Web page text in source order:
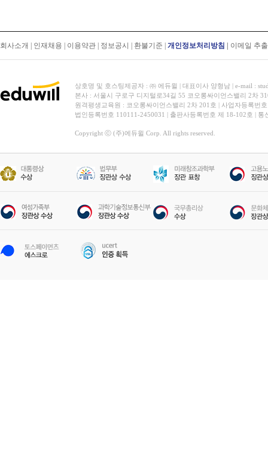
회사소개 인재채용 이용약관 정보공시 환불기준 개인정보처리방침 이메일 추
상호명 및 호스팅제공자 : ㈜ 에듀윌 | 대표이사 양형남 | e-mail :
본사 : 서울시 구로구 디지털로34길 55 코오롱싸이언스밸리 2차
원격평생교육원 : 코오롱싸이언스밸리 2차 201호 | 사업자등록번
법인등록번호 110111-2450031 | 출판사등록번호 제 18-102호 |
Copyright ⓒ (주)에듀윌 Corp. All rights reserved.